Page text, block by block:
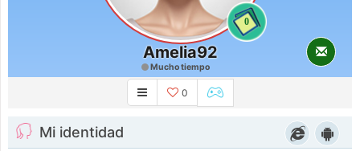
0
Amelia92
Mucho tiempo
0
Mi identidad